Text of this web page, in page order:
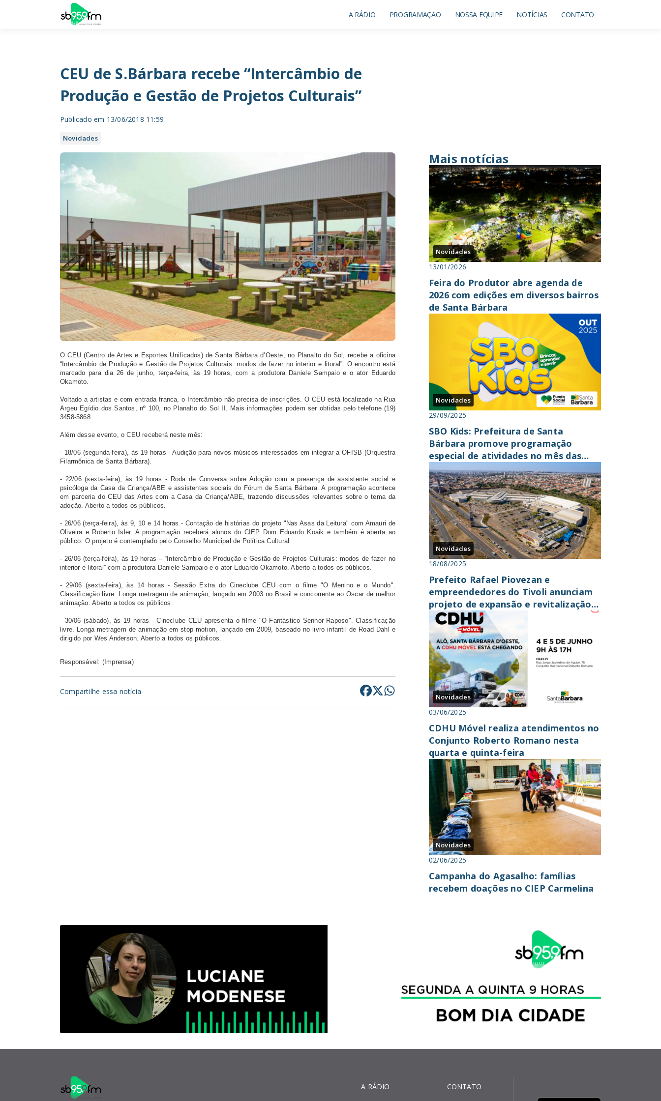
A RÁDIO PROGRAMAÇÃO NOSSA EQUIPE NOTÍCIAS CONTATO
CEU de S.Bárbara recebe “Intercâmbio de
Produção e Gestão de Projetos Culturais”
Publicado em 13/06/2018 11:59
Novidades
O CEU (Centro de Artes e Esportes Unificados) de Santa Bárbara d’Oeste, no Planalto do Sol, recebe a oficina
“Intercâmbio de Produção e Gestão de Projetos Culturais: modos de fazer no interior e litoral”. O encontro está
marcado para dia 26 de junho, terça-feira, às 19 horas, com a produtora Daniele Sampaio e o ator Eduardo
Okamoto.
Voltado a artistas e com entrada franca, o Intercâmbio não precisa de inscrições. O CEU está localizado na Rua
Argeu Egídio dos Santos, nº 100, no Planalto do Sol II. Mais informações podem ser obtidas pelo telefone (19)
3458-5868.
Além desse evento, o CEU receberá neste mês:
- 18/06 (segunda-feira), às 19 horas - Audição para novos músicos interessados em integrar a OFISB (Orquestra
Filarmônica de Santa Bárbara).
- 22/06 (sexta-feira), às 19 horas - Roda de Conversa sobre Adoção com a presença de assistente social e
psicóloga da Casa da Criança/ABE e assistentes sociais do Fórum de Santa Bárbara. A programação acontece
em parceria do CEU das Artes com a Casa da Criança/ABE, trazendo discussões relevantes sobre o tema da
adoção. Aberto a todos os públicos.
- 26/06 (terça-feira), às 9, 10 e 14 horas - Contação de histórias do projeto "Nas Asas da Leitura" com Amauri de
Oliveira e Roberto Isler. A programação receberá alunos do CIEP Dom Eduardo Koaik e também é aberta ao
público. O projeto é contemplado pelo Conselho Municipal de Política Cultural.
- 26/06 (terça-feira), às 19 horas – “Intercâmbio de Produção e Gestão de Projetos Culturais: modos de fazer no
interior e litoral” com a produtora Daniele Sampaio e o ator Eduardo Okamoto. Aberto a todos os públicos.
- 29/06 (sexta-feira), às 14 horas - Sessão Extra do Cineclube CEU com o filme "O Menino e o Mundo".
Classificação livre. Longa metragem de animação, lançado em 2003 no Brasil e concorrente ao Oscar de melhor
animação. Aberto a todos os públicos.
- 30/06 (sábado), às 19 horas - Cineclube CEU apresenta o filme "O Fantástico Senhor Raposo". Classificação
livre. Longa metragem de animação em stop motion, lançado em 2009, baseado no livro infantil de Road Dahl e
dirigido por Wes Anderson. Aberto a todos os públicos.
Responsável: (Imprensa)
Compartilhe essa notícia
Mais notícias
Novidades
13/01/2026
Feira do Produtor abre agenda de
2026 com edições em diversos bairros
de Santa Bárbara
Novidades
29/09/2025
SBO Kids: Prefeitura de Santa
Bárbara promove programação
especial de atividades no mês das
crianças
Novidades
18/08/2025
Prefeito Rafael Piovezan e
empreendedores do Tivoli anunciam
projeto de expansão e revitalização
do shopping
Novidades
03/06/2025
CDHU Móvel realiza atendimentos no
Conjunto Roberto Romano nesta
quarta e quinta-feira
Novidades
02/06/2025
Campanha do Agasalho: famílias
recebem doações no CIEP Carmelina
A RÁDIO CONTATO